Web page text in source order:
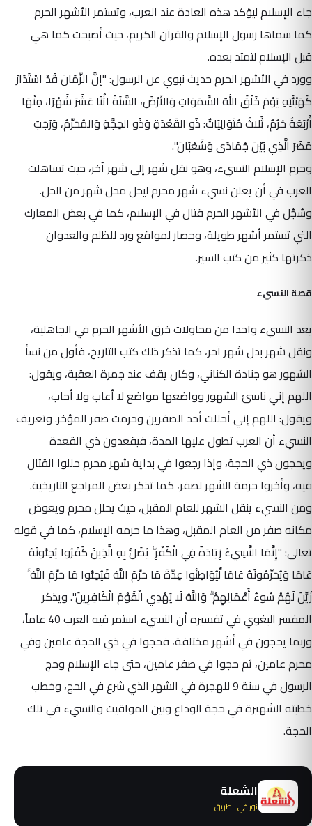
جاء الإسلام ليؤكد هذه العادة عند العرب، وتستمر الأشهر الحرم
كما سماها رسول الإسلام والقرآن الكريم، حيث أصبحت كما هي
قبل الإسلام لتمتد بعده.
وورد في الأشهر الحرم حديث نبوي عن الرسول: "إنَّ الزَّمَانَ قَدْ اسْتَدَارَ
كَهَيْئَتِهِ يَوْمَ خَلَقَ اللهُ السَّمَوَاتِ وَالأَرْضَ، السَّنَةُ اثْنَا عَشَرَ شَهْرًا، مِنْهَا
أَرْبَعَةٌ حُرُمٌ، ثَلاثٌ مُتَوَالِيَاتٌ: ذُو القَعْدَةِ وَذُو الحِجَّةِ وَالمُحَرَّمُ، وَرَجَبُ
مُضَرَ الَّذِي بَيْنَ جُمَادَى وَشَعْبَانَ".
وحرم الإسلام النسيء، وهو نقل شهر إلى شهر آخر، حيث تساهلت
العرب في أن يعلن نسيء شهر محرم ليحل محل شهر من الحل.
وسُجِّل في الأشهر الحرم قتال في الإسلام، كما في بعض المعارك
التي تستمر أشهر طويلة، وحصار لمواقع ورد للظلم والعدوان
ذكرتها كثير من كتب السير.
قصة النسيء
يعد النسيء واحدا من محاولات خرق الأشهر الحرم في الجاهلية،
ونقل شهر بدل شهر آخر، كما تذكر ذلك كتب التاريخ، فأول من نسأ
الشهور هو جنادة الكناني، وكان يقف عند جمرة العقبة، ويقول:
اللهم إني ناسئ الشهور وواضعها مواضع لا أعاب ولا أحاب،
ويقول: اللهم إني أحللت أحد الصفرين وحرمت صفر المؤخر. وتعريف
النسيء أن العرب تطول عليها المدة، فيقعدون ذي القعدة
ويحجون ذي الحجة، وإذا رجعوا في بداية شهر محرم حللوا القتال
فيه، وأخروا حرمة الشهر لصفر، كما تذكر بعض المراجع التاريخية.
ومن النسيء ينقل الشهر للعام المقبل، حيث يحلل محرم ويعوض
مكانه صفر من العام المقبل، وهذا ما حرمه الإسلام، كما في قوله
تعالى: "إِنَّمَا النَّسِيءُ زِيَادَةٌ فِي الْكُفْرِ ۖ يُضَلُّ بِهِ الَّذِينَ كَفَرُوا يُحِلُّونَهُ
عَامًا وَيُحَرِّمُونَهُ عَامًا لِّيُوَاطِئُوا عِدَّةَ مَا حَرَّمَ اللَّهُ فَيُحِلُّوا مَا حَرَّمَ اللَّهُ ۚ
زُيِّنَ لَهُمْ سُوءُ أَعْمَالِهِمْ ۗ وَاللَّهُ لَا يَهْدِي الْقَوْمَ الْكَافِرِينَ". ويذكر
المفسر البغوي في تفسيره أن النسيء استمر فيه العرب 40 عاماً،
وربما يحجون في أشهر مختلفة، فحجوا في ذي الحجة عامين وفي
محرم عامين، ثم حجوا في صفر عامين، حتى جاء الإسلام وحج
الرسول في سنة 9 للهجرة في الشهر الذي شرع في الحج، وخطب
خطبته الشهيرة في حجة الوداع وبين المواقيت والنسيء في تلك
الحجة.
الشعلة
نور في الطريق